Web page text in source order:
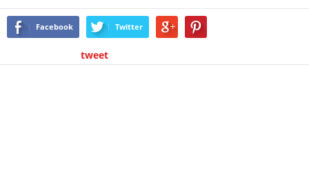
Facebook Twitter
tweet